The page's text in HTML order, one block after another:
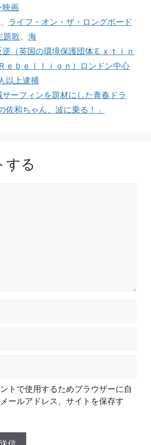
映画
、 ライフ・オン・ザ・ロングボード
題歌、 海
（英国の環境保護団体Ｅｘｔｉｎ
ｅｂｅｌｌｉｏｎ）ロンドン中心
以上逮捕
ーフィンを題材にした青春ドラ
佐和ちゃん、波に乗る！」
する
トで使用するためブラウザーに自
ールアドレス、サイトを保存す